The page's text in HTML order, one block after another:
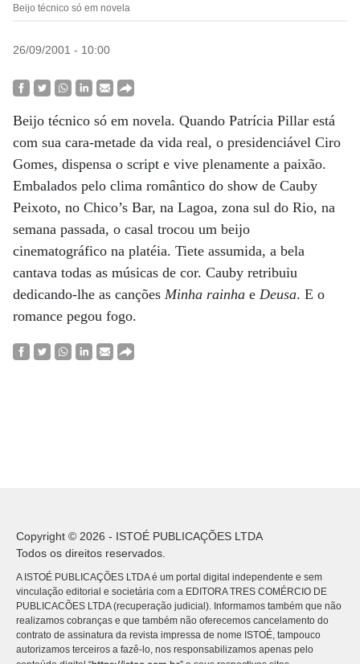
Beijo técnico só em novela
26/09/2001 - 10:00
Beijo técnico só em novela. Quando Patrícia Pillar está
com sua cara-metade da vida real, o presidenciável Ciro
Gomes, dispensa o script e vive plenamente a paixão.
Embalados pelo clima romântico do show de Cauby
Peixoto, no Chico’s Bar, na Lagoa, zona sul do Rio, na
semana passada, o casal trocou um beijo
cinematográfico na platéia. Tiete assumida, a bela
cantava todas as músicas de cor. Cauby retribuiu
dedicando-lhe as canções Minha rainha e Deusa. E o
romance pegou fogo.
Copyright © 2026 - ISTOÉ PUBLICAÇÕES LTDA
Todos os direitos reservados.
A ISTOÉ PUBLICAÇÕES LTDA é um portal digital independente e sem
vinculação editorial e societária com a EDITORA TRES COMÉRCIO DE
PUBLICACÕES LTDA (recuperação judicial). Informamos também que não
realizamos cobranças e que também não oferecemos cancelamento do
contrato de assinatura da revista impressa de nome ISTOÉ, tampouco
autorizamos terceiros a fazê-lo, nos responsabilizamos apenas pelo